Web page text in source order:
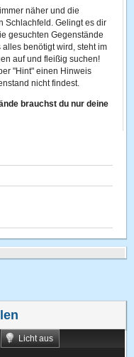
näher und die
Schlachfeld. Gelingt es dir
gesuchten Gegenstände
alles benötigt wird, steht im
auf und fleißig suchen!
"Hint" einen Hinweis
nicht findest.
brauchst du nur deine
Licht aus